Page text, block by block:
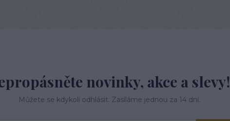
novinky, akce a slevy!
Můžete se kdykoli odhlásit. Zasíláme jednou za 14 dní.